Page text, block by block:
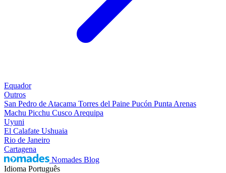
Equador
Outros
San Pedro de Atacama Torres del Paine Pucón Punta Arenas
Machu Picchu Cusco Arequipa
Uyuni
El Calafate Ushuaia
Rio de Janeiro
Cartagena
Nomades Blog
Idioma Português